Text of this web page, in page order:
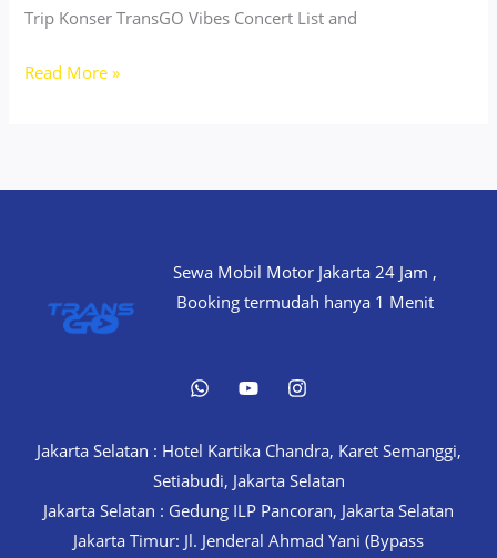
Trip Konser TransGO Vibes Concert List and
Jasa
Layanan
Transgo
Read More »
Sewa Mobil Motor Jakarta 24 Jam ,
Booking termudah hanya 1 Menit
Jakarta Selatan : Hotel Kartika Chandra, Karet Semanggi,
Setiabudi, Jakarta Selatan
Jakarta Selatan : Gedung ILP Pancoran, Jakarta Selatan
Jakarta Timur: Jl. Jenderal Ahmad Yani (Bypass